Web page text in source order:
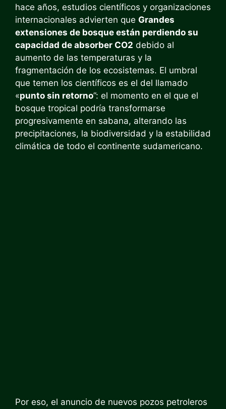
hace años, estudios científicos y organizaciones
internacionales advierten que Grandes
extensiones de bosque están perdiendo su
capacidad de absorber CO2 debido al
aumento de las temperaturas y la
fragmentación de los ecosistemas. El umbral
que temen los científicos es el del llamado
«punto sin retorno”: el momento en el que el
bosque tropical podría transformarse
progresivamente en sabana, alterando las
precipitaciones, la biodiversidad y la estabilidad
climática de todo el continente sudamericano.
Por eso, el anuncio de nuevos pozos petroleros